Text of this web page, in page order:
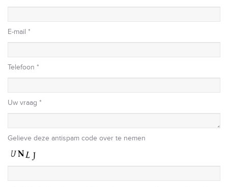
E-mail *
Telefoon *
Uw vraag *
Gelieve deze antispam code over te nemen